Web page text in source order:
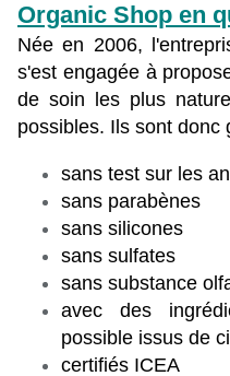
Organic Shop en
Née en 2006,
s'est engagée à
de soin les plus
possibles. Ils sont donc
sans test sur les
sans parabènes
sans silicones
sans sulfates
sans substance
avec des
possible issus de
certifiés ICEA